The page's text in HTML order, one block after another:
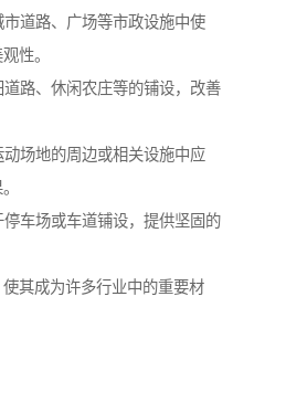
道路、广场等市政设施中使
性。
路、休闲农庄等的铺设，改善
场地的周边或相关设施中应
车场或车道铺设，提供坚固的
其成为许多行业中的重要材